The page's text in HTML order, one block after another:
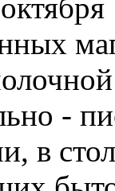
-
в